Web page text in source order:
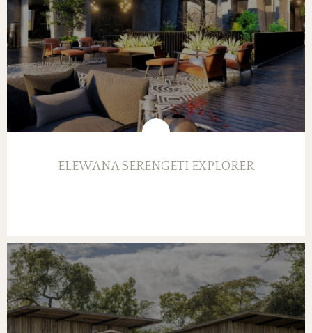
ELEWANA SERENGETI EXPLORER